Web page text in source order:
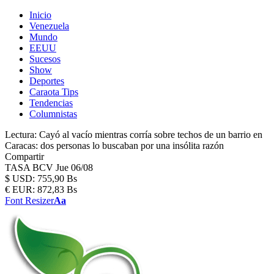
Inicio
Venezuela
Mundo
EEUU
Sucesos
Show
Deportes
Caraota Tips
Tendencias
Columnistas
Lectura: Cayó al vacío mientras corría sobre techos de un barrio en
Caracas: dos personas lo buscaban por una insólita razón
Compartir
TASA BCV Jue 06/08
$ USD: 755,90 Bs
€ EUR: 872,83 Bs
Font ResizerAa